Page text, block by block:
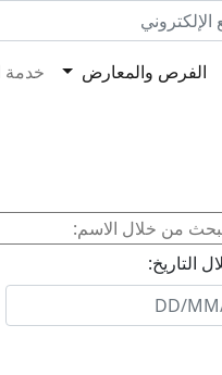
الفرص والمعارض خدمة
التاريخ: